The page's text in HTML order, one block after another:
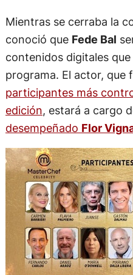
Mientras se cerraba la
conoció que Fede Bal
contenidos digitales
programa. El actor, que
participantes más
edición, estará a cargo
desempeñado Flor